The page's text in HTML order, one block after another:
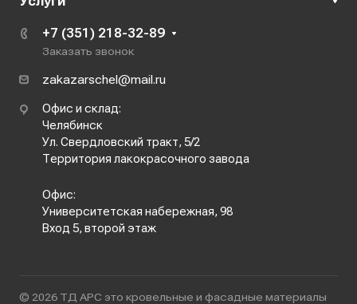
+7 (351) 218-32-89
Заказать звонок
zakazarschel@mail.ru
Офис и склад:
Челябинск
Ул. Свердловский тракт, 5/2
Территория лакокрасочного завода
Офис:
Университетская набережная, 98
Вход 5, второй этаж
© 2026 ТД АРС это кровельные и фасадные материалы